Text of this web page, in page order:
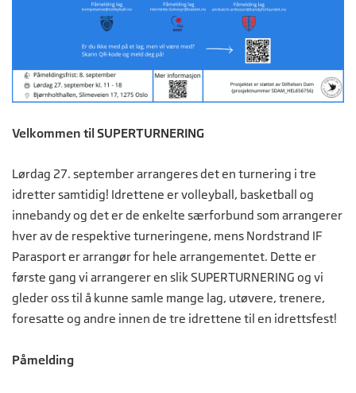
Velkommen til SUPERTURNERING
Lørdag 27. september arrangeres det en turnering i tre
idretter samtidig! Idrettene er volleyball, basketball og
innebandy og det er de enkelte særforbund som arrangerer
hver av de respektive turneringene, mens Nordstrand IF
Parasport er arrangør for hele arrangementet. Dette er
første gang vi arrangerer en slik SUPERTURNERING og vi
gleder oss til å kunne samle mange lag, utøvere, trenere,
foresatte og andre innen de tre idrettene til en idrettsfest!
Påmelding